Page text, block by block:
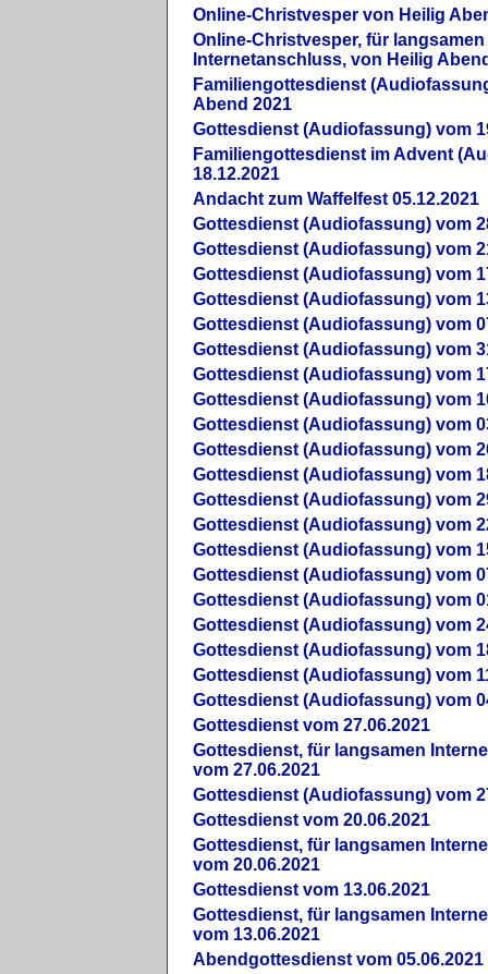
Online-Christvesper von Heilig
Online-Christvesper, für langsamen
Internetanschluss, von Heilig
Familiengottesdienst
Abend 2021
Gottesdienst (Audiofassung) vom
Familiengottesdienst im Advent
18.12.2021
Andacht zum Waffelfest 05.12.2021
Gottesdienst (Audiofassung) vom
Gottesdienst (Audiofassung) vom
Gottesdienst (Audiofassung) vom
Gottesdienst (Audiofassung) vom
Gottesdienst (Audiofassung) vom
Gottesdienst (Audiofassung) vom
Gottesdienst (Audiofassung) vom
Gottesdienst (Audiofassung) vom
Gottesdienst (Audiofassung) vom
Gottesdienst (Audiofassung) vom
Gottesdienst (Audiofassung) vom
Gottesdienst (Audiofassung) vom
Gottesdienst (Audiofassung) vom
Gottesdienst (Audiofassung) vom
Gottesdienst (Audiofassung) vom
Gottesdienst (Audiofassung) vom
Gottesdienst (Audiofassung) vom
Gottesdienst (Audiofassung) vom
Gottesdienst (Audiofassung) vom
Gottesdienst (Audiofassung) vom
Gottesdienst vom 27.06.2021
Gottesdienst, für langsamen
vom 27.06.2021
Gottesdienst (Audiofassung) vom
Gottesdienst vom 20.06.2021
Gottesdienst, für langsamen
vom 20.06.2021
Gottesdienst vom 13.06.2021
Gottesdienst, für langsamen
vom 13.06.2021
Abendgottesdienst vom 05.06.2021